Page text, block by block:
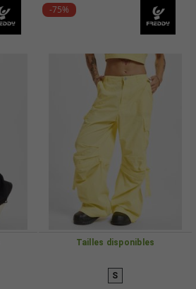
-75%
Tailles disponibles
S